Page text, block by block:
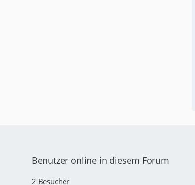
Benutzer online in diesem Forum
2 Besucher